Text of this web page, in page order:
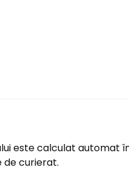
este calculat automat
de curierat.